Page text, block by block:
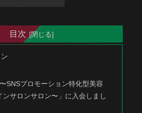
目次
〜SNSプロモーション特化型美容
ンサロンサロン〜」に入会しまし